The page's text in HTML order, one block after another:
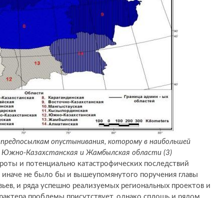
опустынивания, которому в наибольшей
Южно-Казахстанская и Жамбылская области (3)
и потенциально катастрофических последствий
не было бы и вышеупомянутого поручения главы
и ряда успешно реализуемых региональных проектов и